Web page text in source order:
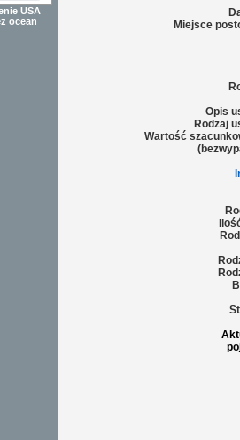
USA
ocean
Miejsce
Opis
Rodzaj
Wartość